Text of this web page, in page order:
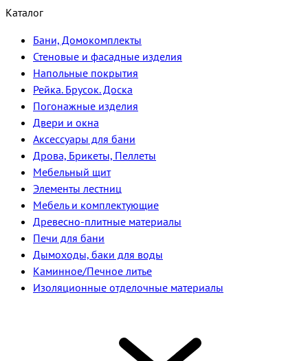
Каталог
Бани, Домокомплекты
Стеновые и фасадные изделия
Напольные покрытия
Рейка. Брусок. Доска
Погонажные изделия
Двери и окна
Аксессуары для бани
Дрова, Брикеты, Пеллеты
Мебельный щит
Элементы лестниц
Мебель и комплектующие
Древесно-плитные материалы
Печи для бани
Дымоходы, баки для воды
Каминное/Печное литье
Изоляционные отделочные материалы